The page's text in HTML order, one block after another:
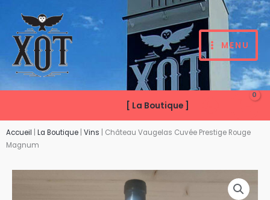
contenu
MENU
[ La Boutique ]
Accueil La Boutique Vins
Château Vaugelas Cuvée Prestige Rouge
Magnum